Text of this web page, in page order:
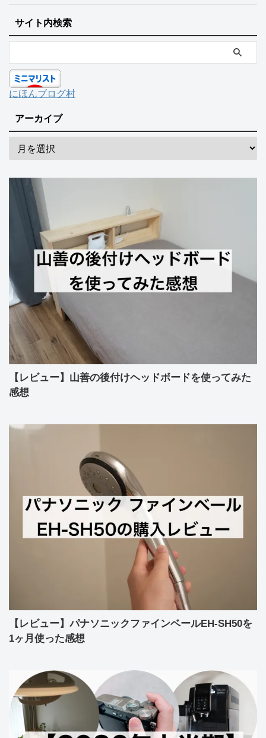
サイト内検索
にほんブログ村
アーカイブ
【レビュー】山善の後付けヘッドボードを使ってみた
感想
【レビュー】パナソニックファインベールEH-SH50を
1ヶ月使った感想